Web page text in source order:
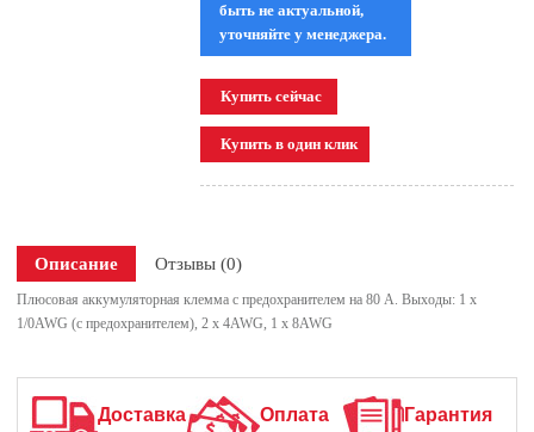
быть не актуальной,
уточняйте у менеджера.
Описание Отзывы (0)
Плюсовая аккумуляторная клемма с предохранителем на 80 А. Выходы: 1 x
1/0AWG (с предохранителем), 2 x 4AWG, 1 x 8AWG
Доставка Оплата Гарантия